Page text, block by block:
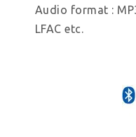
Audio format :
LFAC etc.